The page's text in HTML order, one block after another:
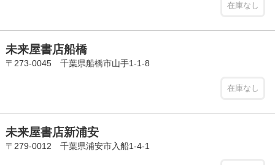
在庫なし
未来屋書店船橋
〒273-0045 千葉県船橋市山手1-1-8
在庫なし
未来屋書店新浦安
〒279-0012 千葉県浦安市入船1-4-1